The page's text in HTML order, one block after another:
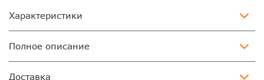
Характеристики
Полное описание
Доставка